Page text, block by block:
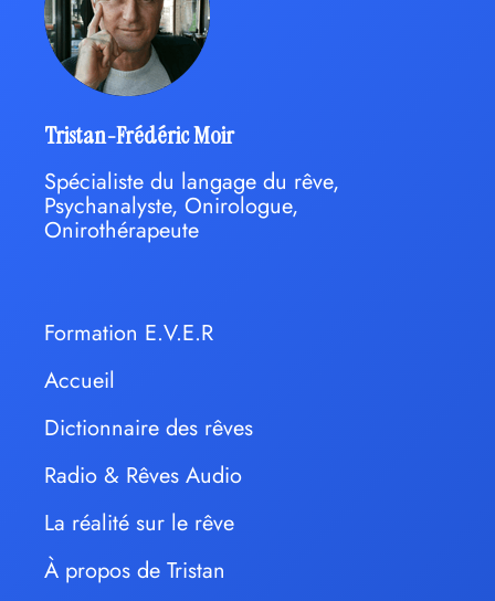
Tristan-Frédéric Moir
Spécialiste du langage du rêve,
Psychanalyste, Onirologue,
Onirothérapeute
Formation E.V.E.R
Accueil
Dictionnaire des rêves
Radio & Rêves Audio
La réalité sur le rêve
À propos de Tristan